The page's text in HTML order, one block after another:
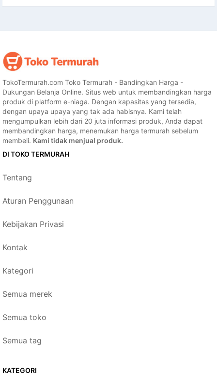
TokoTermurah.com Toko Termurah - Bandingkan Harga -
Dukungan Belanja Online. Situs web untuk membandingkan harga
produk di platform e-niaga. Dengan kapasitas yang tersedia,
dengan upaya upaya yang tak ada habisnya. Kami telah
mengumpulkan lebih dari 20 juta informasi produk, Anda dapat
membandingkan harga, menemukan harga termurah sebelum
membeli. Kami tidak menjual produk.
DI TOKO TERMURAH
Tentang
Aturan Penggunaan
Kebijakan Privasi
Kontak
Kategori
Semua merek
Semua toko
Semua tag
KATEGORI